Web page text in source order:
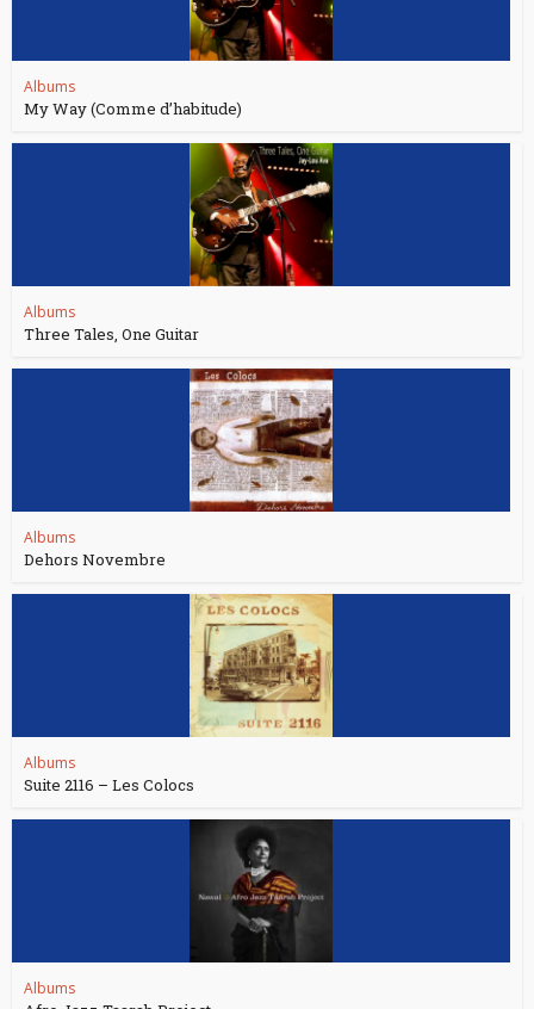
Albums
My Way (Comme d’habitude)
Albums
Three Tales, One Guitar
Albums
Dehors Novembre
Albums
Suite 2116 – Les Colocs
Albums